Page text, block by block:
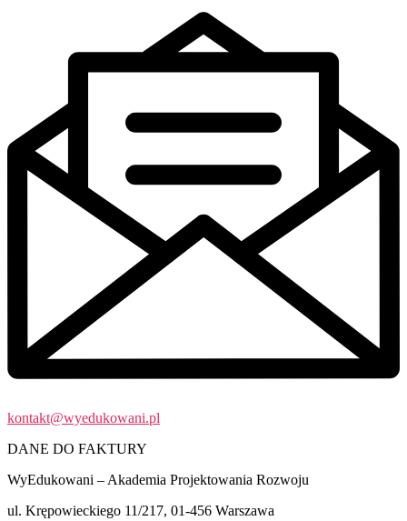
kontakt@wyedukowani.pl
DANE DO FAKTURY
WyEdukowani – Akademia Projektowania Rozwoju
ul. Krępowieckiego 11/217, 01-456 Warszawa